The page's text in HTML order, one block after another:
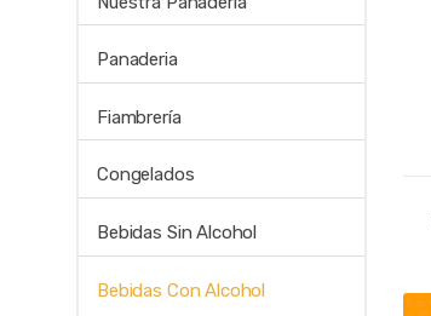
Panaderia
Fiambrería
Congelados
Bebidas Sin Alcohol
Bebidas Con Alcohol